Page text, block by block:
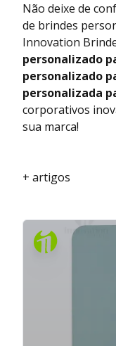
Não deixe de
de brindes
Innovation
personalizado
personalizado
personalizada
corporativos
sua marca!
+ artigos